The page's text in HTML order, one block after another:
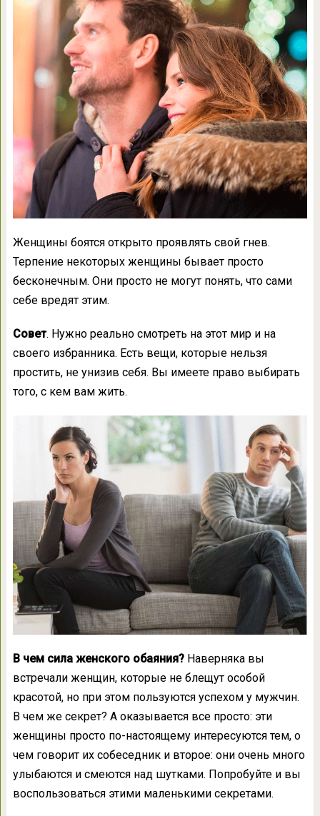
Женщины боятся открыто проявлять свой гнев.
Терпение некоторых женщины бывает просто
бесконечным. Они просто не могут понять, что сами
себе вредят этим.
Совет. Нужно реально смотреть на этот мир и на
своего избранника. Есть вещи, которые нельзя
простить, не унизив себя. Вы имеете право выбирать
того, с кем вам жить.
В чем сила женского обаяния? Наверняка вы
встречали женщин, которые не блещут особой
красотой, но при этом пользуются успехом у мужчин.
В чем же секрет? А оказывается все просто: эти
женщины просто по-настоящему интересуются тем, о
чем говорит их собеседник и второе: они очень много
улыбаются и смеются над шутками. Попробуйте и вы
воспользоваться этими маленькими секретами.